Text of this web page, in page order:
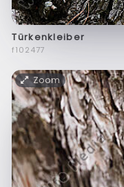
Türkenkleiber
f102477
Zoom